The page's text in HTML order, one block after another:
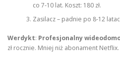
co 7-10 lat. Koszt: 180 zł.
Zasilacz – padnie po 8-12
Werdykt: Profesjonalny
zł rocznie. Mniej niż abonament